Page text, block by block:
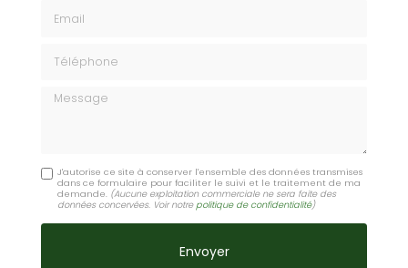
Message
J'autorise ce site à conserver l'ensemble des données transmises
dans ce formulaire pour faciliter le suivi et le traitement de ma
demande. (Aucune exploitation commerciale ne sera faite des
données concervées. Voir notrepolitique de confidentialité)